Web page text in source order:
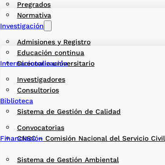
Normativa
Directorio universitario
Sistema de Gestión de Calidad
Sistema de Gestión Ambiental
Pregrados
Educación continua
Admisiones y Registro
Consultorios
CNSC – Comisión Nacional del Servicio Civil
Investigación
Investigadores
Convocatorias
Internacionalización
Biblioteca
Financiación